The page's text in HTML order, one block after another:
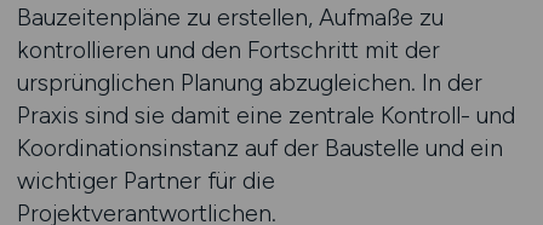
Bauzeitenpläne zu erstellen, Aufmaße zu
kontrollieren und den Fortschritt mit der
ursprünglichen Planung abzugleichen. In der
Praxis sind sie damit eine zentrale Kontroll- und
Koordinationsinstanz auf der Baustelle und ein
wichtiger Partner für die
Projektverantwortlichen.